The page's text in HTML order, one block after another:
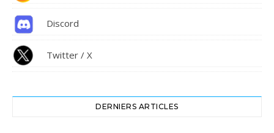
Discord
Twitter / X
DERNIERS ARTICLES